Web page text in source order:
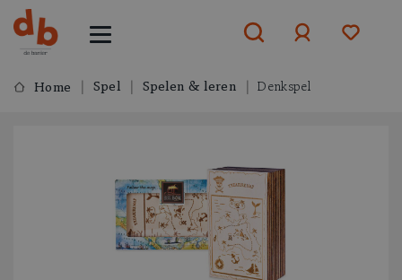
Home Spel Spelen & leren Denkspel